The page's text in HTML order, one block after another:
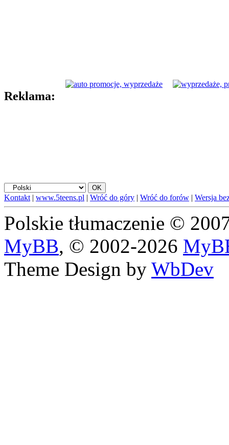
Reklama:
Kontakt | www.5teens.pl | Wróć do góry | Wróć do forów | Wersja
Polskie tłumaczenie ©
MyBB, © 2002-2026
Theme Design by WbDev